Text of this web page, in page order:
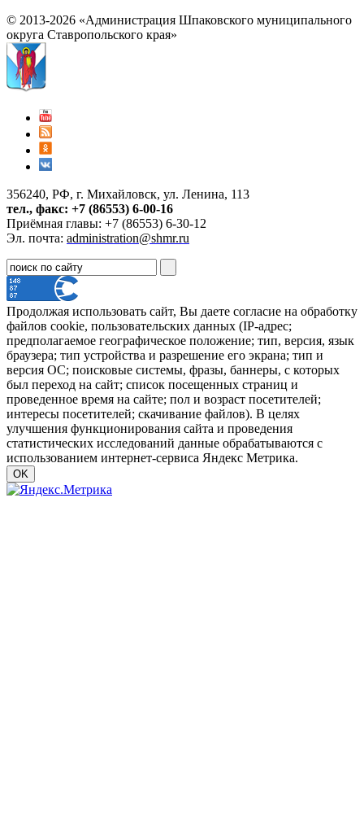
© 2013-2026 «Администрация Шпаковского муниципального
округа Ставропольского края»
356240, РФ, г. Михайловск, ул. Ленина, 113
тел., факс: +7 (86553) 6-00-16
Приёмная главы: +7 (86553) 6-30-12
Эл. почта: administration@shmr.ru
Продолжая использовать сайт, Вы даете согласие на обработку
файлов cookie, пользовательских данных (IP-адрес;
предполагаемое географическое положение; тип, версия, язык
браузера; тип устройства и разрешение его экрана; тип и
версия ОС; поисковые системы, фразы, баннеры, с которых
был переход на сайт; список посещенных страниц и
проведенное время на сайте; пол и возраст посетителей;
интересы посетителей; скачивание файлов). В целях
улучшения функционирования сайта и проведения
статистических исследований данные обрабатываются с
использованием интернет-сервиса Яндекс Метрика.
OK